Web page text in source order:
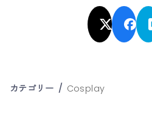
カテゴリー Cosplay